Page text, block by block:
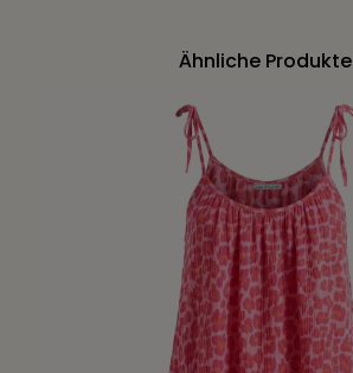
Ähnliche Produkte